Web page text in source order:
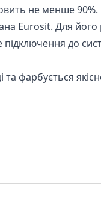
не менше 90%.
Eurosit. Для
підключення до
та фарбується